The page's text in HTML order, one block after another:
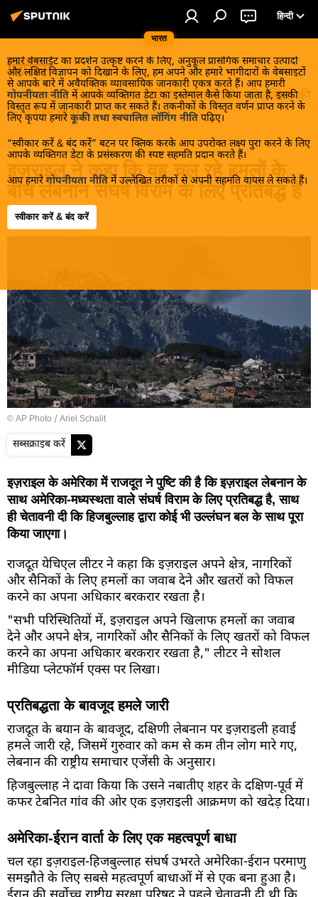
भारत
हिन्दी
हमारे वेबसाईट का प्रदर्शन उत्कृष्ट करने के लिए, अनुकूल प्रासंगिक समाचार उत्पादों
और लक्षित विज्ञापन को दिखाने के लिए, हम अपने और हमारे भागीदारों के वेबसाइटों
से आपके बारे में अवैयक्तिक व्यावसायिक जानकारी एकत्र करते हैं। आप हमारी
गोपनीयता नीति में आपके व्यक्तिगत डेटा का इस्तेमाल कैसे किया जाता है, इसकी
विस्तृत रूप में जानकारी प्राप्त कर सकते हैं। तकनीकों के विस्तृत वर्णन प्राप्त करने के
लिए कृपया हमारे कूकी तथा स्वचालित लॉगिंग नीति पढ़िए।
“स्वीकार करें & बंद करें” बटन पर क्लिक करके आप उपरोक्त लक्ष्य पुरा करने के लिए
आपके व्यक्तिगत डेटा के प्रसंस्करण की स्पष्ट सहमति प्रदान करते हैं।
आप हमारे गोपनीयता नीति में उल्लेखित तरीकों से अपनी सहमति वापस ले सकते हैं।
स्वीकार करें & बंद करें
डिफेंस
भारतीय सेना, इसके देशी और विदेशी भागीदारों और प्रतिद्वन्द्वियों की
गरमा गरम खबरें।
इज़राइल ने कहा कि वह चल रहे हमलों के
बीच लेबनान संघर्ष विराम के लिए प्रतिबद्ध है
09:28 19.06.2026
© AP Photo / Ariel Schalit
सब्सक्राइब करें
इज़राइल के अमेरिका में राजदूत ने पुष्टि की है कि इज़राइल लेबनान के
साथ अमेरिका-मध्यस्थता वाले संघर्ष विराम के लिए प्रतिबद्ध है, साथ
ही चेतावनी दी कि हिजबुल्लाह द्वारा कोई भी उल्लंघन बल के साथ पूरा
किया जाएगा।
राजदूत येचिएल लीटर ने कहा कि इज़राइल अपने क्षेत्र, नागरिकों
और सैनिकों के लिए हमलों का जवाब देने और खतरों को विफल
करने का अपना अधिकार बरकरार रखता है।
"सभी परिस्थितियों में, इज़राइल अपने खिलाफ हमलों का जवाब
देने और अपने क्षेत्र, नागरिकों और सैनिकों के लिए खतरों को विफल
करने का अपना अधिकार बरकरार रखता है," लीटर ने सोशल
मीडिया प्लेटफॉर्म एक्स पर लिखा।
प्रतिबद्धता के बावजूद हमले जारी
राजदूत के बयान के बावजूद, दक्षिणी लेबनान पर इज़राइली हवाई
हमले जारी रहे, जिसमें गुरुवार को कम से कम तीन लोग मारे गए,
लेबनान की राष्ट्रीय समाचार एजेंसी के अनुसार।
हिजबुल्लाह ने दावा किया कि उसने नबातीए शहर के दक्षिण-पूर्व में
कफर टेबनित गांव की ओर एक इज़राइली आक्रमण को खदेड़ दिया।
अमेरिका-ईरान वार्ता के लिए एक महत्वपूर्ण बाधा
चल रहा इज़राइल-हिजबुल्लाह संघर्ष उभरते अमेरिका-ईरान परमाणु
समझौते के लिए सबसे महत्वपूर्ण बाधाओं में से एक बना हुआ है।